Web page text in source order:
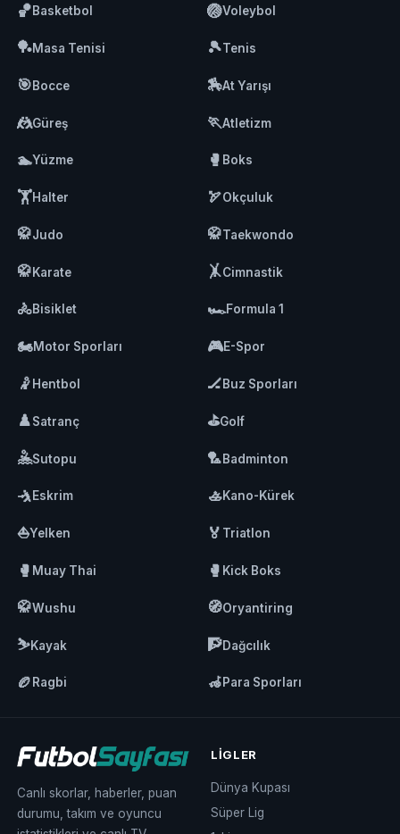
🏀Basketbol 🏐Voleybol
🏓Masa Tenisi 🎾Tenis
🎯Bocce 🏇At Yarışı
🤼Güreş 🏃Atletizm
🏊Yüzme 🥊 Boks
🏋️Halter 🏹Okçuluk
🥋Judo 🥋Taekwondo
🥋Karate 🤸Cimnastik
🚴Bisiklet 🏎️Formula 1
🏍️Motor Sporları 🎮E-Spor
🤾 Hentbol 🏒Buz Sporları
♟️Satranç ⛳Golf
🤽Sutopu 🏸Badminton
🤺Eskrim 🚣Kano-Kürek
⛵Yelken 🏅 Triatlon
🥊 Muay Thai 🥊 Kick Boks
🥋Wushu 🧭Oryantiring
⛷️Kayak 🧗Dağcılık
🏉 Ragbi 🦽Para Sporları
Canlı skorlar, haberler, puan
durumu, takım ve oyuncu
LIGLER
Dünya Kupası
Süper Lig